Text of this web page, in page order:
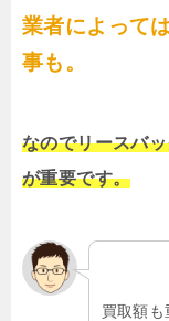
業者によって
事も。
なのでリースバ
が重要です。
買取額